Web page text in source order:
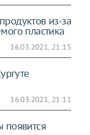
из-за
пластика
16.03.2021, 21:15
16.03.2021, 21:11